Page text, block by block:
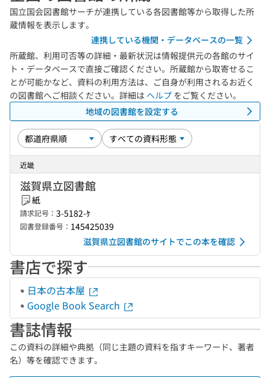
国立国会図書館サーチが連携している各図書館等から取得した所
蔵情報を表示します。
連携している機関・データベースの一覧
所蔵館、利用可否等の詳細・最新状況は情報提供元の各館のサイ
ト・データベースで直接ご確認ください。所蔵館から取寄せるこ
とが可能かなど、資料の利用方法は、ご自身が利用されるお近く
の図書館へご相談ください。詳細は ヘルプ をご覧ください。
地域の図書館を設定する
近畿
滋賀県立図書館
紙
請求記号： 3-5182-ｹ
図書登録番号： 145425039
滋賀県立図書館のサイトでこの本を確認
書店で探す
日本の古本屋
Google Book Search
書誌情報
この資料の詳細や典拠（同じ主題の資料を指すキーワード、著者
名）等を確認できます。